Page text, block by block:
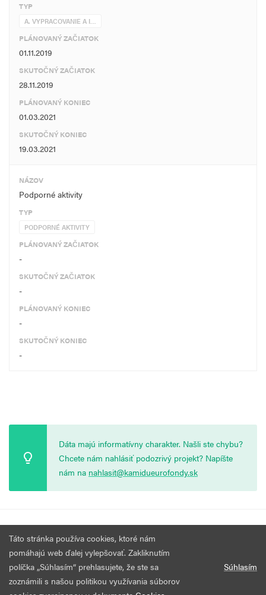
TYP
A. VYPRACOVANIE A I…
PLÁNOVANÝ ZAČIATOK
01.11.2019
SKUTOČNÝ ZAČIATOK
28.11.2019
PLÁNOVANÝ KONIEC
01.03.2021
SKUTOČNÝ KONIEC
19.03.2021
NÁZOV
Podporné aktivity
TYP
PODPORNÉ AKTIVITY
PLÁNOVANÝ ZAČIATOK
-
SKUTOČNÝ ZAČIATOK
-
PLÁNOVANÝ KONIEC
-
SKUTOČNÝ KONIEC
-
Dáta majú informatívny charakter. Našli ste chybu?
Chcete nám nahlásiť podozrivý projekt? Napíšte
nám na nahlasit@kamidueurofondy.sk
Všetky práva vyhradené.
Táto stránka používa cookies, ktoré nám
pomáhajú web ďalej vylepšovať. Zakliknutím
políčka „Súhlasím“ prehlasujete, že ste sa
zoznámili s našou politikou využívania súborov
Súhlasím